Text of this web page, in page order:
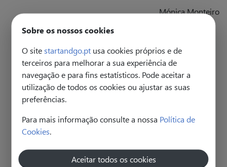
Sobre os nossos cookies
O site startandgo.pt usa cookies próprios e de
terceiros para melhorar a sua experiência de
navegação e para fins estatísticos. Pode aceitar a
utilização de todos os cookies ou ajustar as suas
preferências.
Para mais informação consulte a nossa Política de
Cookies
Aceitar todos os cookies
Mónica Monteiro